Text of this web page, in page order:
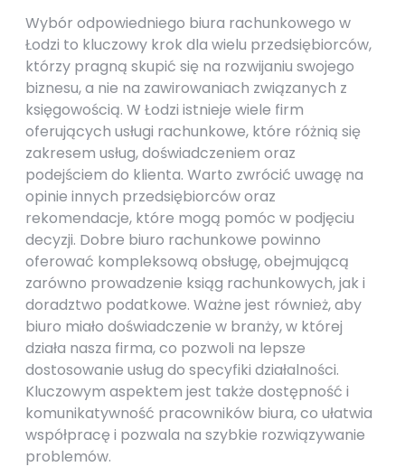
Wybór odpowiedniego biura rachunkowego w
Łodzi to kluczowy krok dla wielu przedsiębiorców,
którzy pragną skupić się na rozwijaniu swojego
biznesu, a nie na zawirowaniach związanych z
księgowością. W Łodzi istnieje wiele firm
oferujących usługi rachunkowe, które różnią się
zakresem usług, doświadczeniem oraz
podejściem do klienta. Warto zwrócić uwagę na
opinie innych przedsiębiorców oraz
rekomendacje, które mogą pomóc w podjęciu
decyzji. Dobre biuro rachunkowe powinno
oferować kompleksową obsługę, obejmującą
zarówno prowadzenie ksiąg rachunkowych, jak i
doradztwo podatkowe. Ważne jest również, aby
biuro miało doświadczenie w branży, w której
działa nasza firma, co pozwoli na lepsze
dostosowanie usług do specyfiki działalności.
Kluczowym aspektem jest także dostępność i
komunikatywność pracowników biura, co ułatwia
współpracę i pozwala na szybkie rozwiązywanie
problemów.